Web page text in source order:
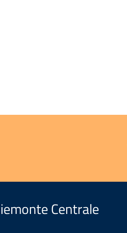
Centrale